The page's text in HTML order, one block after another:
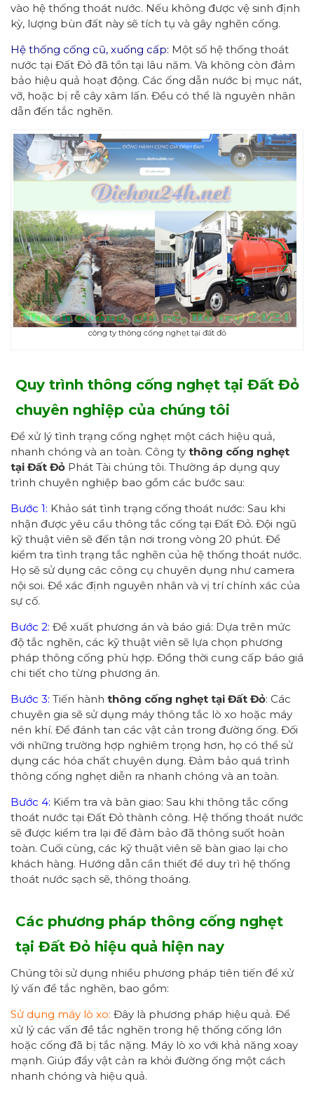
vào hệ thống thoát nước. Nếu không được vệ sinh định
kỳ, lượng bùn đất này sẽ tích tụ và gây nghẽn cống.
Hệ thống cống cũ, xuống cấp: Một số hệ thống thoát
nước tại Đất Đỏ đã tồn tại lâu năm. Và không còn đảm
bảo hiệu quả hoạt động. Các ống dẫn nước bị mục nát,
vỡ, hoặc bị rễ cây xâm lấn. Đều có thể là nguyên nhân
dẫn đến tắc nghẽn.
công ty thông cống nghẹt tại đất đỏ
Quy trình thông cống nghẹt tại Đất Đỏ
chuyên nghiệp của chúng tôi
Để xử lý tình trạng cống nghẹt một cách hiệu quả,
nhanh chóng và an toàn. Công ty thông cống nghẹt
tại Đất Đỏ Phát Tài chúng tôi. Thường áp dụng quy
trình chuyên nghiệp bao gồm các bước sau:
Bước 1: Khảo sát tình trạng cống thoát nước: Sau khi
nhận được yêu cầu thông tắc cống tại Đất Đỏ. Đội ngũ
kỹ thuật viên sẽ đến tận nơi trong vòng 20 phút. Để
kiểm tra tình trạng tắc nghẽn của hệ thống thoát nước.
Họ sẽ sử dụng các công cụ chuyên dụng như camera
nội soi. Để xác định nguyên nhân và vị trí chính xác của
sự cố.
Bước 2: Đề xuất phương án và báo giá: Dựa trên mức
độ tắc nghẽn, các kỹ thuật viên sẽ lựa chọn phương
pháp thông cống phù hợp. Đồng thời cung cấp báo giá
chi tiết cho từng phương án.
Bước 3: Tiến hành thông cống nghẹt tại Đất Đỏ: Các
chuyên gia sẽ sử dụng máy thông tắc lò xo hoặc máy
nén khí. Để đánh tan các vật cản trong đường ống. Đối
với những trường hợp nghiêm trọng hơn, họ có thể sử
dụng các hóa chất chuyên dụng. Đảm bảo quá trình
thông cống nghẹt diễn ra nhanh chóng và an toàn.
Bước 4: Kiểm tra và bàn giao: Sau khi thông tắc cống
thoát nước tại Đất Đỏ thành công. Hệ thống thoát nước
sẽ được kiểm tra lại để đảm bảo đã thông suốt hoàn
toàn. Cuối cùng, các kỹ thuật viên sẽ bàn giao lại cho
khách hàng. Hướng dẫn cần thiết để duy trì hệ thống
thoát nước sạch sẽ, thông thoáng.
Các phương pháp thông cống nghẹt
tại Đất Đỏ hiệu quả hiện nay
Chúng tôi sử dụng nhiều phương pháp tiên tiến để xử
lý vấn đề tắc nghẽn, bao gồm:
Sử dụng máy lò xo: Đây là phương pháp hiệu quả. Để
xử lý các vấn đề tắc nghẽn trong hệ thống cống lớn
hoặc cống đã bị tắc nặng. Máy lò xo với khả năng xoay
mạnh. Giúp đẩy vật cản ra khỏi đường ống một cách
nhanh chóng và hiệu quả.